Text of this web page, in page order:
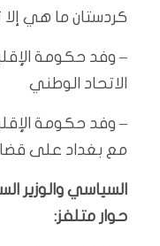
كردستان ما هي إلا
– وفد حكومة
الاتحاد الوطني
– وفد حكومة
مع بغداد على
السياسي والوزير
حوار متلفز: